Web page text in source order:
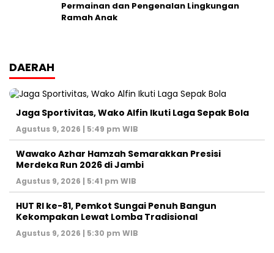
Permainan dan Pengenalan Lingkungan
Ramah Anak
DAERAH
Jaga Sportivitas, Wako Alfin Ikuti Laga Sepak Bola
Agustus 9, 2026 | 5:49 pm WIB
Wawako Azhar Hamzah Semarakkan Presisi
Merdeka Run 2026 di Jambi
Agustus 9, 2026 | 5:41 pm WIB
HUT RI ke-81, Pemkot Sungai Penuh Bangun
Kekompakan Lewat Lomba Tradisional
Agustus 9, 2026 | 5:30 pm WIB